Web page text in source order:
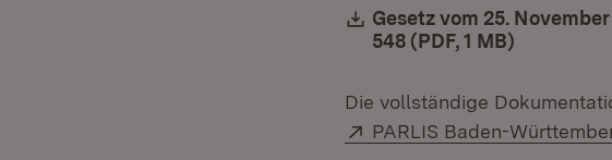
Download:
Gesetz vom 25.
548 (PDF, 1 MB)
Die vollständige
Extern:
PARLIS Baden-